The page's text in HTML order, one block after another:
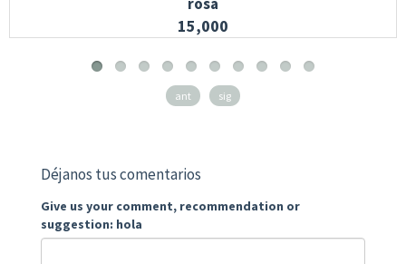
15,000
ant sig
Déjanos tus comentarios
Give us your comment, recommendation or
suggestion: hola